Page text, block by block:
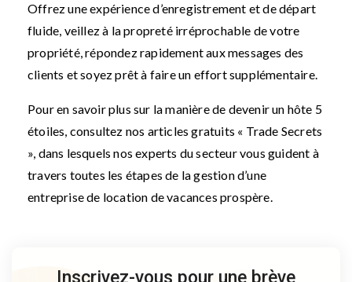
Offrez une expérience d’enregistrement et de départ
fluide, veillez à la propreté irréprochable de votre
propriété, répondez rapidement aux messages des
clients et soyez prêt à faire un effort supplémentaire.
Pour en savoir plus sur la manière de devenir un hôte 5
étoiles, consultez nos articles gratuits « Trade Secrets
», dans lesquels nos experts du secteur vous guident à
travers toutes les étapes de la gestion d’une
entreprise de location de vacances prospère.